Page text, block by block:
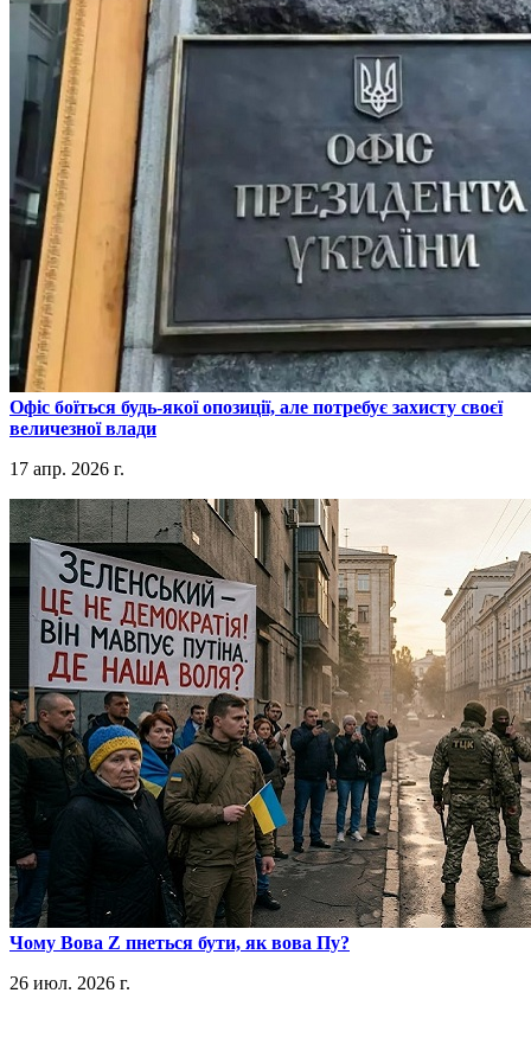
​Офіс боїться будь-якої опозиції, але потребує захисту своєї
величезної влади
17 апр. 2026 г.
​Чому Вова Z пнеться бути, як вова Пу?
26 июл. 2026 г.